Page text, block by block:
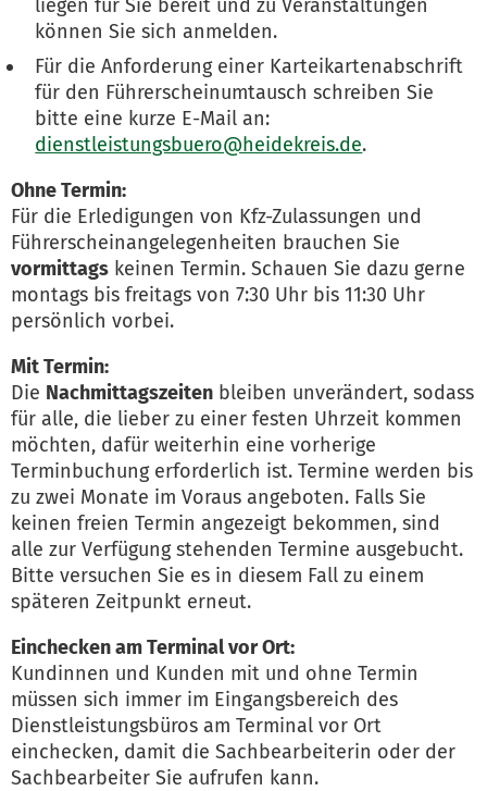
liegen für Sie bereit und zu Veranstaltungen
können Sie sich anmelden.
Für die Anforderung einer Karteikartenabschrift
für den Führerscheinumtausch schreiben Sie
bitte eine kurze E-Mail an:
dienstleistungsbuero@heidekreis.de.
Ohne Termin:
Für die Erledigungen von Kfz-Zulassungen und
Führerscheinangelegenheiten brauchen Sie
vormittags keinen Termin. Schauen Sie dazu gerne
montags bis freitags von 7:30 Uhr bis 11:30 Uhr
persönlich vorbei.
Mit Termin:
Die Nachmittagszeiten bleiben unverändert, sodass
für alle, die lieber zu einer festen Uhrzeit kommen
möchten, dafür weiterhin eine vorherige
Terminbuchung erforderlich ist. Termine werden bis
zu zwei Monate im Voraus angeboten. Falls Sie
keinen freien Termin angezeigt bekommen, sind
alle zur Verfügung stehenden Termine ausgebucht.
Bitte versuchen Sie es in diesem Fall zu einem
späteren Zeitpunkt erneut.
Einchecken am Terminal vor Ort:
Kundinnen und Kunden mit und ohne Termin
müssen sich immer im Eingangsbereich des
Dienstleistungsbüros am Terminal vor Ort
einchecken, damit die Sachbearbeiterin oder der
Sachbearbeiter Sie aufrufen kann.